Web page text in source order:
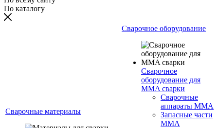
По каталогу
Сварочные материалы
Сварочное оборудование
Сварочное
оборудование для
MMA сварки
Сварочные
аппараты MMA
Запасные части
MMA